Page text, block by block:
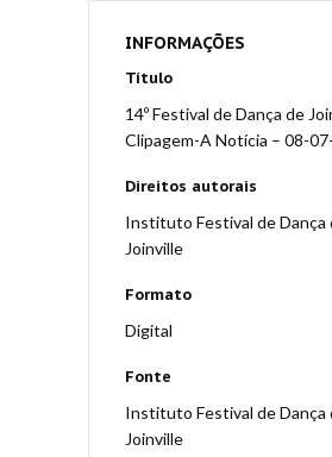
INFORMAÇÕES
Título
14º Festival de Dança de
Clipagem-A Notícia – 08-
Direitos autorais
Instituto Festival de Dança
Joinville
Formato
Digital
Fonte
Instituto Festival de Dança
Joinville